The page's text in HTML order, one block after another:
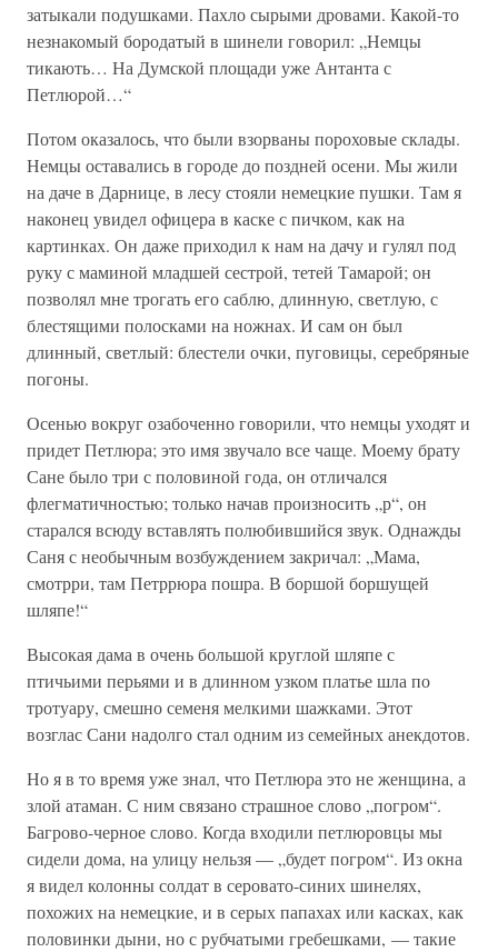
затыкали подушками. Пахло сырыми дровами. Какой-то
незнакомый бородатый в шинели говорил: „Немцы
тикають… На Думской площади уже Антанта с
Петлюрой…“
Потом оказалось, что были взорваны пороховые склады.
Немцы оставались в городе до поздней осени. Мы жили
на даче в Дарнице, в лесу стояли немецкие пушки. Там я
наконец увидел офицера в каске с пичком, как на
картинках. Он даже приходил к нам на дачу и гулял под
руку с маминой младшей сестрой, тетей Тамарой; он
позволял мне трогать его саблю, длинную, светлую, с
блестящими полосками на ножнах. И сам он был
длинный, светлый: блестели очки, пуговицы, серебряные
погоны.
Осенью вокруг озабоченно говорили, что немцы уходят и
придет Петлюра; это имя звучало все чаще. Моему брату
Сане было три с половиной года, он отличался
флегматичностью; только начав произносить „р“, он
старался всюду вставлять полюбившийся звук. Однажды
Саня с необычным возбуждением закричал: „Мама,
смотрри, там Петррюра пошра. В боршой боршущей
шляпе!“
Высокая дама в очень большой круглой шляпе с
птичьими перьями и в длинном узком платье шла по
тротуару, смешно семеня мелкими шажками. Этот
возглас Сани надолго стал одним из семейных анекдотов.
Но я в то время уже знал, что Петлюра это не женщина, а
злой атаман. С ним связано страшное слово „погром“.
Багрово-черное слово. Когда входили петлюровцы мы
сидели дома, на улицу нельзя — „будет погром“. Из окна
я видел колонны солдат в серовато-синих шинелях,
похожих на немецкие, и в серых папахах или касках, как
половинки дыни, но с рубчатыми гребешками, — такие